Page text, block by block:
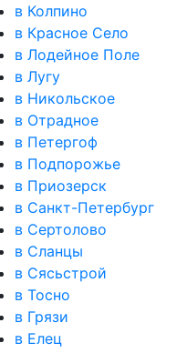
в Колпино
в Красное Село
в Лодейное Поле
в Лугу
в Никольское
в Отрадное
в Петергоф
в Подпорожье
в Приозерск
в Санкт-Петербург
в Сертолово
в Сланцы
в Сясьстрой
в Тосно
в Грязи
в Елец